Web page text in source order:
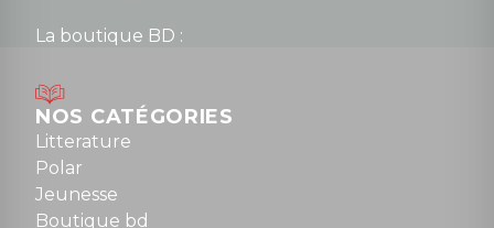
La boutique BD :
Mardi au samedi : 10h à 13h / 14h à 19h
Dimanche : 10h30 à 12h30
Tel : 01 48 89 13 88
NOS CATÉGORIES
Litterature
Polar
Jeunesse
Boutique bd